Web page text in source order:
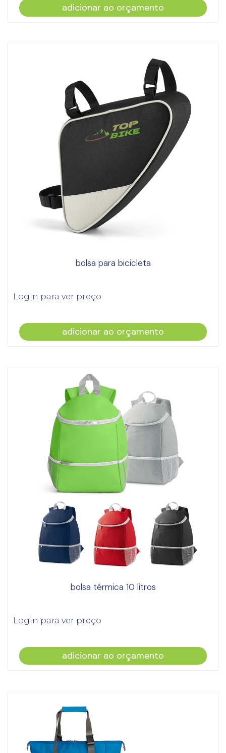
adicionar ao orçamento
bolsa para bicicleta
Login para ver preço
adicionar ao orçamento
bolsa térmica 10 litros
Login para ver preço
adicionar ao orçamento